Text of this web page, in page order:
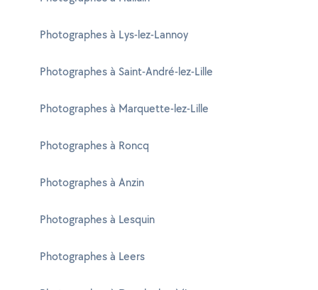
Photographes à Lys-lez-Lannoy
Photographes à Saint-André-lez-Lille
Photographes à Marquette-lez-Lille
Photographes à Roncq
Photographes à Anzin
Photographes à Lesquin
Photographes à Leers